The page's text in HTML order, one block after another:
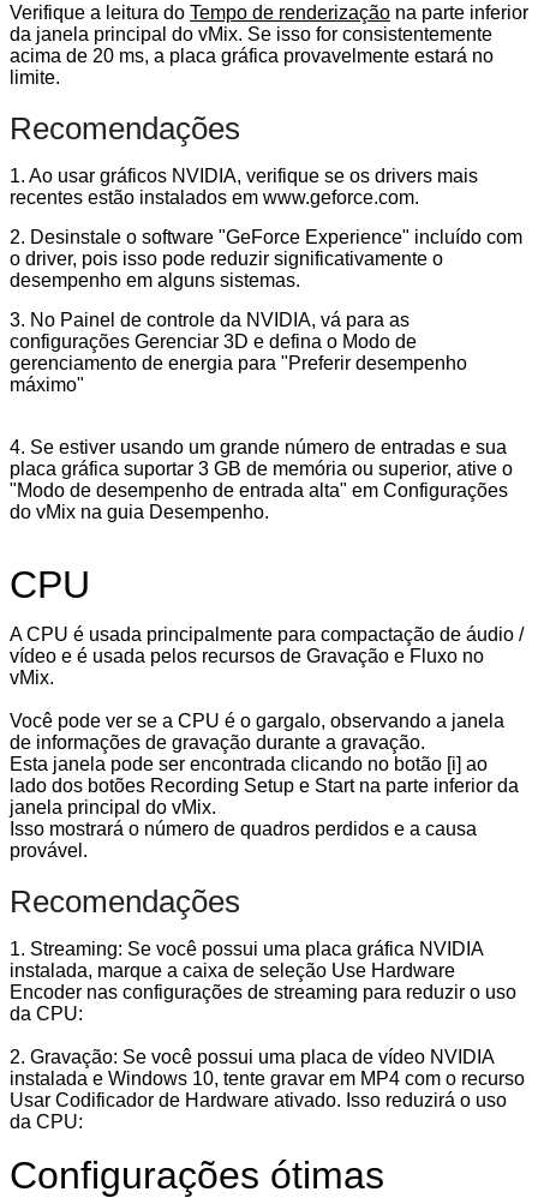
Verifique a leitura do Tempo de renderização na parte inferior
da janela principal do vMix. Se isso for consistentemente
acima de 20 ms, a placa gráfica provavelmente estará no
limite.
Recomendações
1. Ao usar gráficos NVIDIA, verifique se os drivers mais
recentes estão instalados em www.geforce.com.
2. Desinstale o software "GeForce Experience" incluído com
o driver, pois isso pode reduzir significativamente o
desempenho em alguns sistemas.
3. No Painel de controle da NVIDIA, vá para as
configurações Gerenciar 3D e defina o Modo de
gerenciamento de energia para "Preferir desempenho
máximo"
4. Se estiver usando um grande número de entradas e sua
placa gráfica suportar 3 GB de memória ou superior, ative o
"Modo de desempenho de entrada alta" em Configurações
do vMix na guia Desempenho.
CPU
A CPU é usada principalmente para compactação de áudio /
vídeo e é usada pelos recursos de Gravação e Fluxo no
vMix.
Você pode ver se a CPU é o gargalo, observando a janela
de informações de gravação durante a gravação.
Esta janela pode ser encontrada clicando no botão [i] ao
lado dos botões Recording Setup e Startna parte inferior da
janela principal do vMix.
Isso mostrará o número de quadros perdidos e a causa
provável.
Recomendações
1. Streaming: Se você possui uma placa gráfica NVIDIA
instalada, marque a caixa de seleção Use Hardware
Encoder nas configurações de streaming para reduzir o uso
da CPU:
2. Gravação: Se você possui uma placa de vídeo NVIDIA
instalada e Windows 10, tente gravar em MP4 com o recurso
Usar Codificador de Hardware ativado. Isso reduzirá o uso
da CPU:
Configurações ótimas